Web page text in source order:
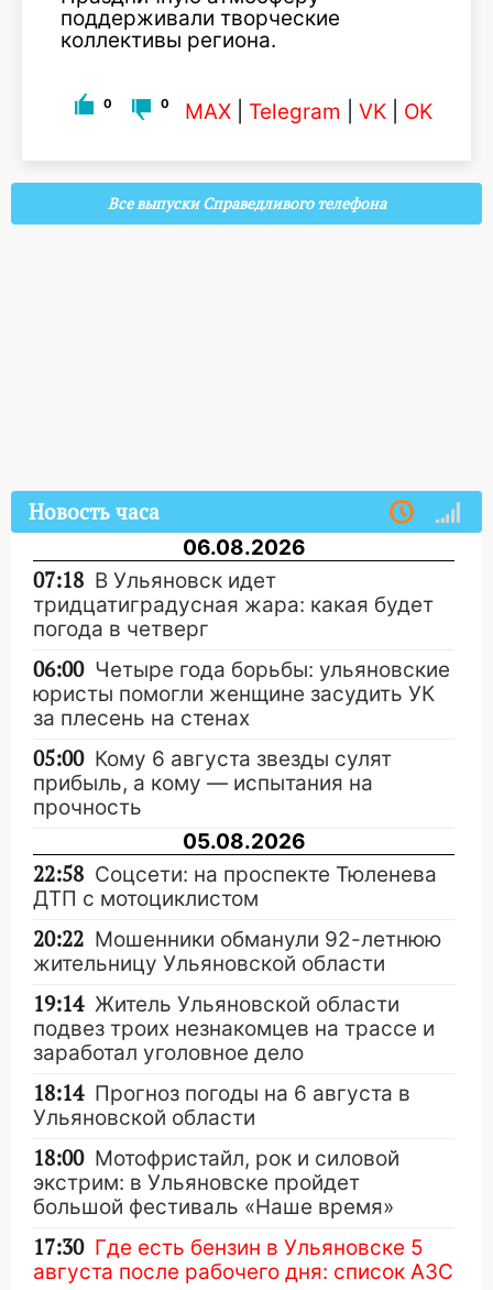
поддерживали творческие
коллективы региона.
0 0 MAX Telegram VK OK
Все выпуски Справедливого телефона
Новость часа
06.08.2026
07:18 В Ульяновск идет
тридцатиградусная жара: какая будет
погода в четверг
06:00 Четыре года борьбы: ульяновские
юристы помогли женщине засудить УК
за плесень на стенах
05:00 Кому 6 августа звезды сулят
прибыль, а кому — испытания на
прочность
05.08.2026
22:58 Соцсети: на проспекте Тюленева
ДТП с мотоциклистом
20:22 Мошенники обманули 92-летнюю
жительницу Ульяновской области
19:14 Житель Ульяновской области
подвез троих незнакомцев на трассе и
заработал уголовное дело
18:14 Прогноз погоды на 6 августа в
Ульяновской области
18:00 Мотофристайл, рок и силовой
экстрим: в Ульяновске пройдет
большой фестиваль «Наше время»
17:30 Где есть бензин в Ульяновске 5
августа после рабочего дня: список АЗС